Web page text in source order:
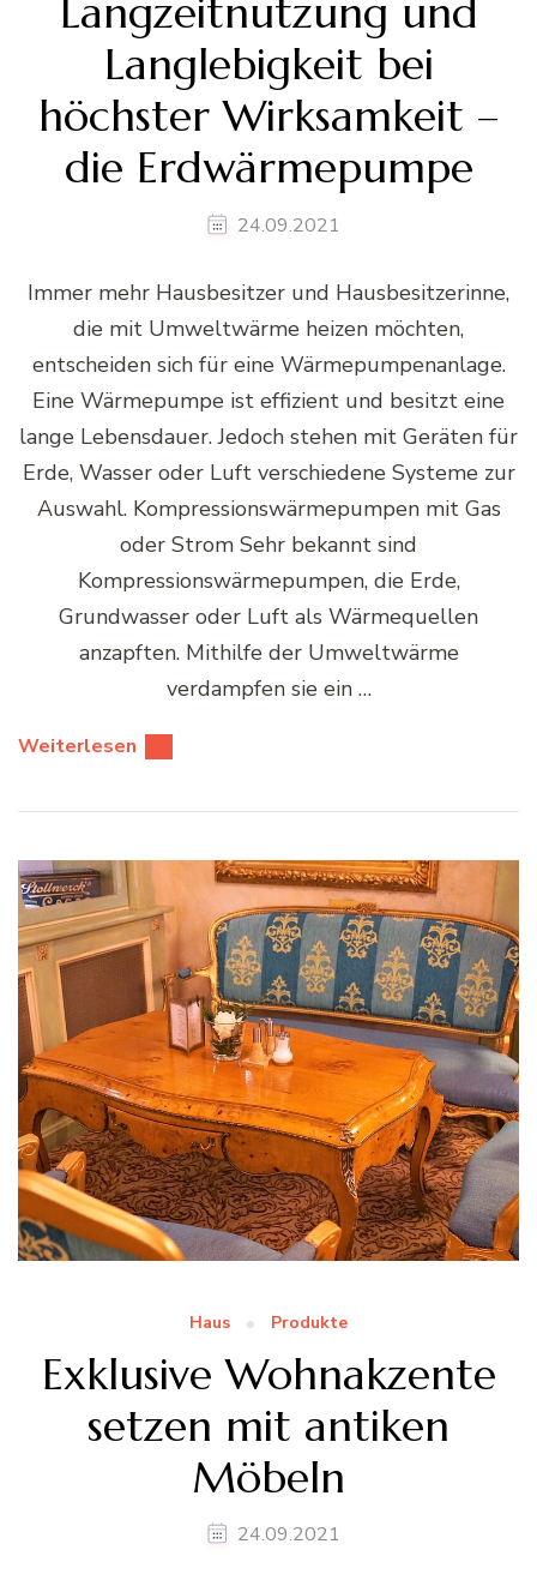
Langzeitnutzung und
Langlebigkeit bei
höchster Wirksamkeit –
die Erdwärmepumpe
24.09.2021
Immer mehr Hausbesitzer und Hausbesitzerinne,
die mit Umweltwärme heizen möchten,
entscheiden sich für eine Wärmepumpenanlage.
Eine Wärmepumpe ist effizient und besitzt eine
lange Lebensdauer. Jedoch stehen mit Geräten für
Erde, Wasser oder Luft verschiedene Systeme zur
Auswahl. Kompressionswärmepumpen mit Gas
oder Strom Sehr bekannt sind
Kompressionswärmepumpen, die Erde,
Grundwasser oder Luft als Wärmequellen
anzapften. Mithilfe der Umweltwärme
verdampfen sie ein …
Weiterlesen
Haus Produkte
Exklusive Wohnakzente
setzen mit antiken
Möbeln
24.09.2021